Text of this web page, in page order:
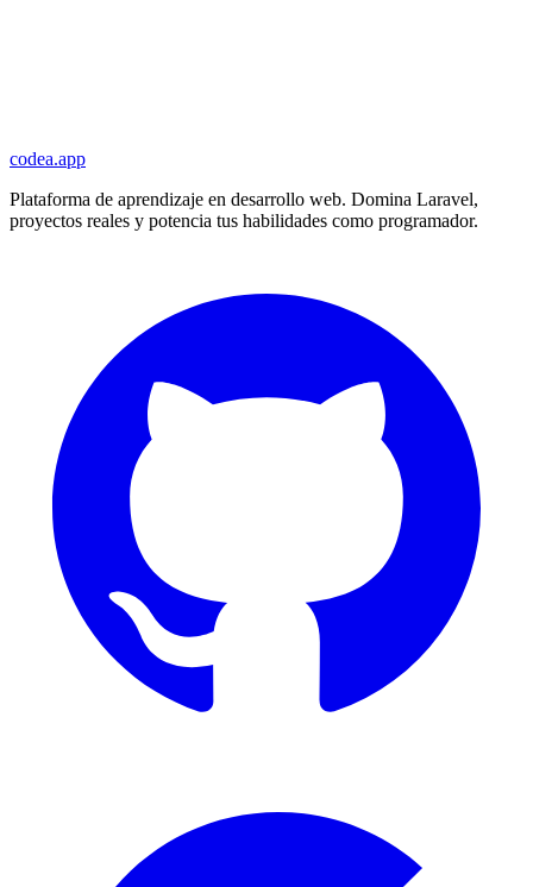
codea.app
Plataforma de aprendizaje en desarrollo web. Domina Laravel,
proyectos reales y potencia tus habilidades como programador.